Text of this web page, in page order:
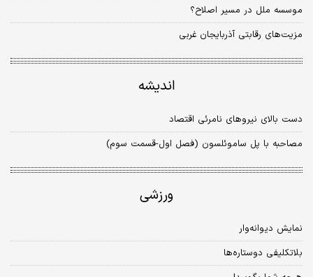
موسسه ملل در مسیر اصلاح؟
مزیت‌های رقابتی آذربایجان غربی
اندیشه
دست بالای نیروهای نامرئی اقتصاد
مصاحبه با پل ساموئلسون (فصل اول-قسمت سوم)
ورزشی
نمایش دیوانه‌وار
بلاتکلیفی دو‌ستاره‌‎ها